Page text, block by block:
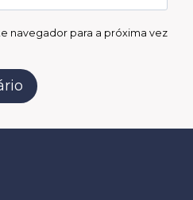
navegador para a próxima vez